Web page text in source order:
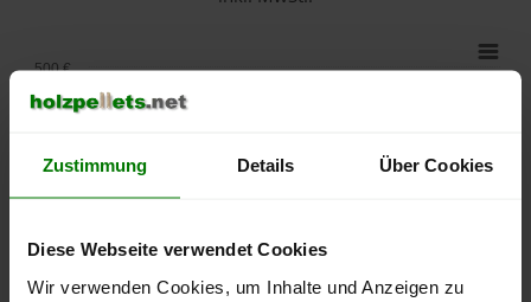
Zustimmung Details Über Cookies
Diese Webseite verwendet Cookies
Wir verwenden Cookies, um Inhalte und Anzeigen zu
400 €
500 €